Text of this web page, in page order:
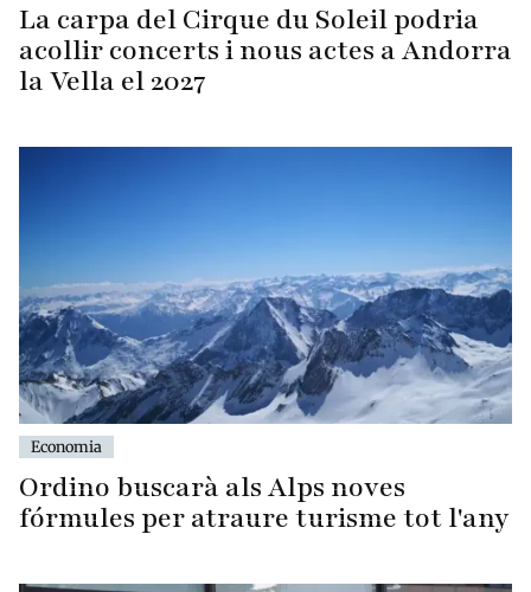
La carpa del Cirque du Soleil podria
acollir concerts i nous actes a Andorra
la Vella el 2027
Economia
Ordino buscarà als Alps noves
fórmules per atraure turisme tot l'any